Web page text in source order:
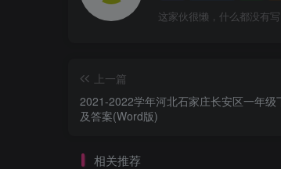
这家伙很懒，什么都没有
上一篇
2021-2022学年河北石家庄长安区一年级
及答案(Word版)
相关推荐